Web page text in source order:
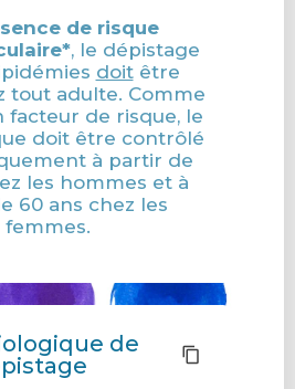
de risque
, le dépistage
doitêtre
tout adulte. Comme
facteur de risque, le
doit être contrôlé
à partir de
les hommes et à
60 ans chez les
femmes.
de